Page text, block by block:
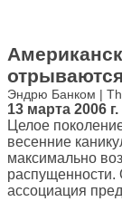
Эндрю Банком |
13 марта 2006
Целое
весенние
максимально
распущенности.
ассоциация